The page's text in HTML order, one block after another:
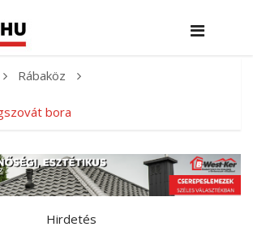
Rábaköz
bora
Hirdetés